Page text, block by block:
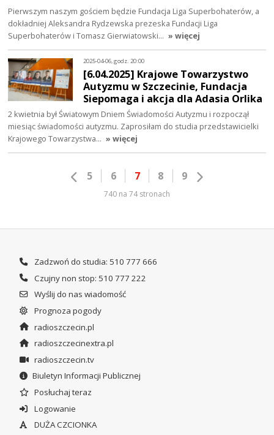
Pierwszym naszym gościem będzie Fundacja Liga Superbohaterów, a
dokładniej Aleksandra Rydzewska prezeska Fundacji Liga
Superbohaterów i Tomasz Gierwiatowski… » więcej
2025-04-06, godz. 20:00
[6.04.2025] Krajowe Towarzystwo
Autyzmu w Szczecinie, Fundacja
Siepomaga i akcja dla Adasia Orlika
2 kwietnia był Światowym Dniem Świadomości Autyzmu i rozpoczął
miesiąc świadomości autyzmu. Zaprosiłam do studia przedstawicielki
Krajowego Towarzystwa… » więcej
5 6 7 8 9
740 na 74 stronach
Zadzwoń do studia: 510 777 666
Czujny non stop: 510 777 222
Wyślij do nas wiadomość
Prognoza pogody
radioszczecin.pl
radioszczecinextra.pl
radioszczecin.tv
Biuletyn Informacji Publicznej
Posłuchaj teraz
Logowanie
DUŻA CZCIONKA